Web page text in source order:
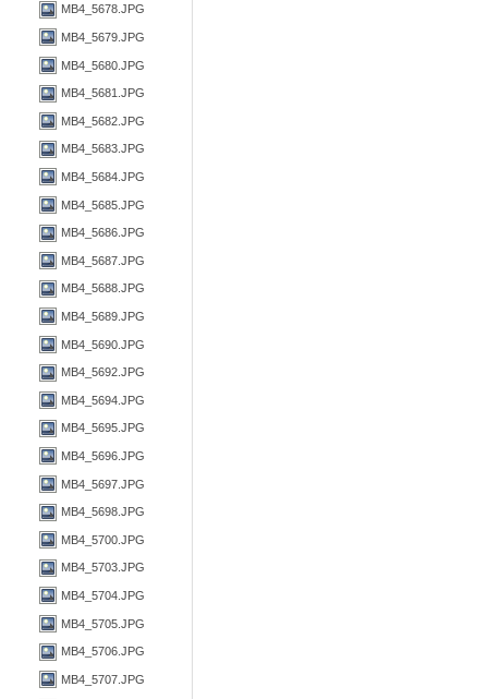
MB4_5678.JPG
MB4_5679.JPG
MB4_5680.JPG
MB4_5681.JPG
MB4_5682.JPG
MB4_5683.JPG
MB4_5684.JPG
MB4_5685.JPG
MB4_5686.JPG
MB4_5687.JPG
MB4_5688.JPG
MB4_5689.JPG
MB4_5690.JPG
MB4_5692.JPG
MB4_5694.JPG
MB4_5695.JPG
MB4_5696.JPG
MB4_5697.JPG
MB4_5698.JPG
MB4_5700.JPG
MB4_5703.JPG
MB4_5704.JPG
MB4_5705.JPG
MB4_5706.JPG
MB4_5707.JPG